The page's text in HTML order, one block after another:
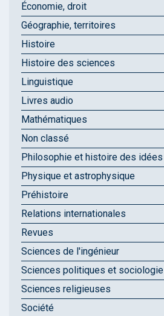
Économie, droit
Géographie, territoires
Histoire
Histoire des sciences
Linguistique
Livres audio
Mathématiques
Non classé
Philosophie et histoire des idées
Physique et astrophysique
Préhistoire
Relations internationales
Revues
Sciences de l'ingénieur
Sciences politiques et sociologie
Sciences religieuses
Société